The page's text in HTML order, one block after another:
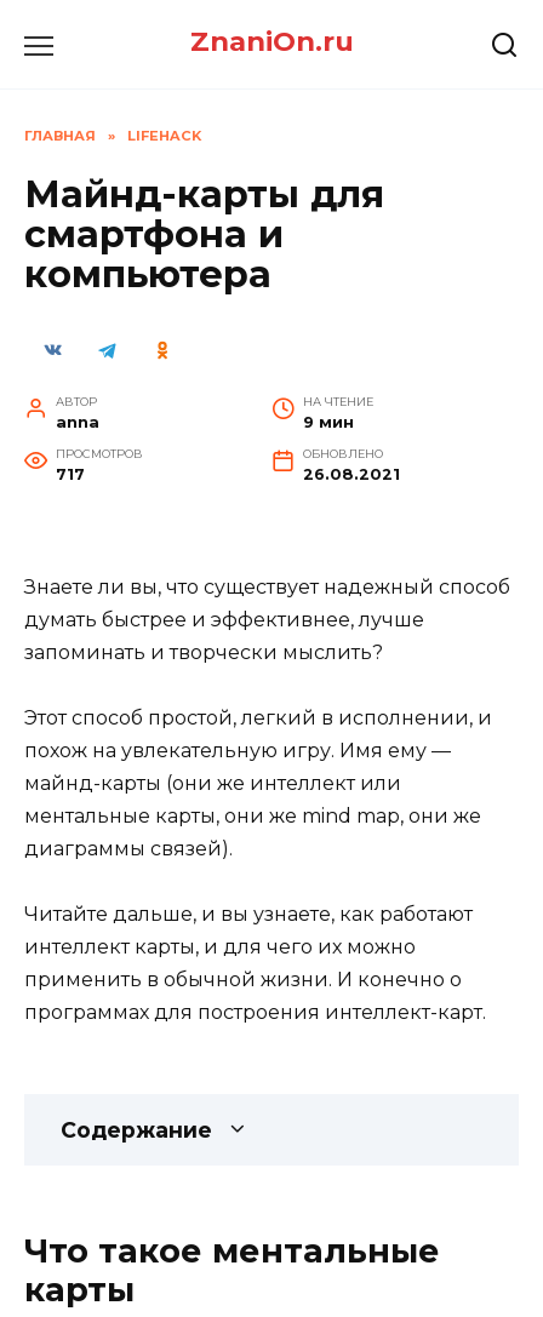
ZnaniOn.ru
ГЛАВНАЯ » LIFEHACK
Майнд-карты для
смартфона и
компьютера
АВТОР
anna
НА ЧТЕНИЕ
9 мин
ПРОСМОТРОВ
717
ОБНОВЛЕНО
26.08.2021
Знаете ли вы, что существует надежный способ
думать быстрее и эффективнее, лучше
запоминать и творчески мыслить?
Этот способ простой, легкий в исполнении, и
похож на увлекательную игру. Имя ему —
майнд-карты (они же интеллект или
ментальные карты, они же mind map, они же
диаграммы связей).
Читайте дальше, и вы узнаете, как работают
интеллект карты, и для чего их можно
применить в обычной жизни. И конечно о
программах для построения интеллект-карт.
Содержание
Что такое ментальные
карты